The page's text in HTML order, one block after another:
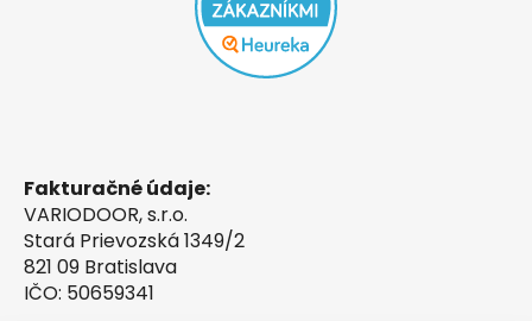
Fakturačné údaje:
VARIODOOR, s.r.o.
Stará Prievozská 1349/2
821 09 Bratislava
IČO: 50659341